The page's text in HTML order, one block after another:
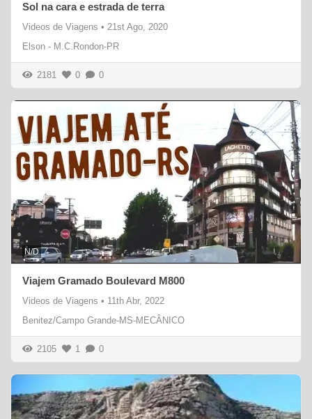
Sol na cara e estrada de terra
Videos de Viagens • 21st Ago, 2020
Elson - M.C.Rondon-PR
2181 0 0
N/D
Viajem Gramado Boulevard M800
Videos de Viagens • 11th Abr, 2022
Benitez/Campo Grande-MS-MECÂNICO
2105 1 0